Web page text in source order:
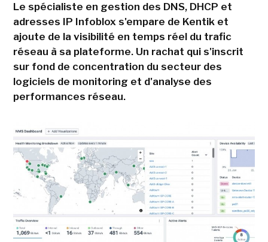
Le spécialiste en gestion des DNS, DHCP et
adresses IP Infoblox s'empare de Kentik et
ajoute de la visibilité en temps réel du trafic
réseau à sa plateforme. Un rachat qui s'inscrit
sur fond de concentration du secteur des
logiciels de monitoring et d'analyse des
performances réseau.